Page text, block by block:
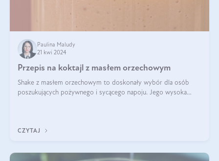
Paulina Maludy
21 kwi 2024
Przepis na koktajl z masłem orzechowym
Shake z masłem orzechowym to doskonały wybór dla osób
poszukujących pożywnego i sycącego napoju. Jego wysoka
CZYTAJ